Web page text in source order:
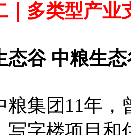
类型产业
中粮生态
团11年，
写字楼项目和